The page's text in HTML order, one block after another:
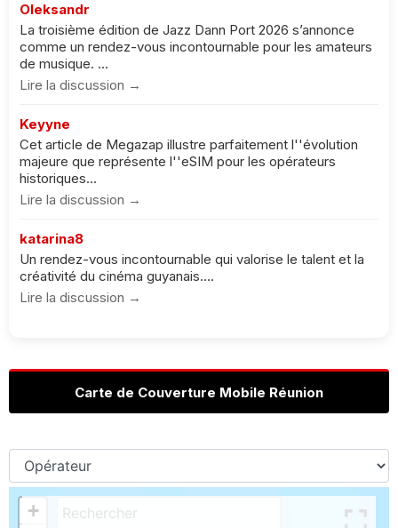
Oleksandr
La troisième édition de Jazz Dann Port 2026 s’annonce
comme un rendez-vous incontournable pour les amateurs
de musique. ...
Lire la discussion →
Keyyne
Cet article de Megazap illustre parfaitement l''évolution
majeure que représente l''eSIM pour les opérateurs
historiques...
Lire la discussion →
katarina8
Un rendez-vous incontournable qui valorise le talent et la
créativité du cinéma guyanais....
Lire la discussion →
Carte de Couverture Mobile Réunion